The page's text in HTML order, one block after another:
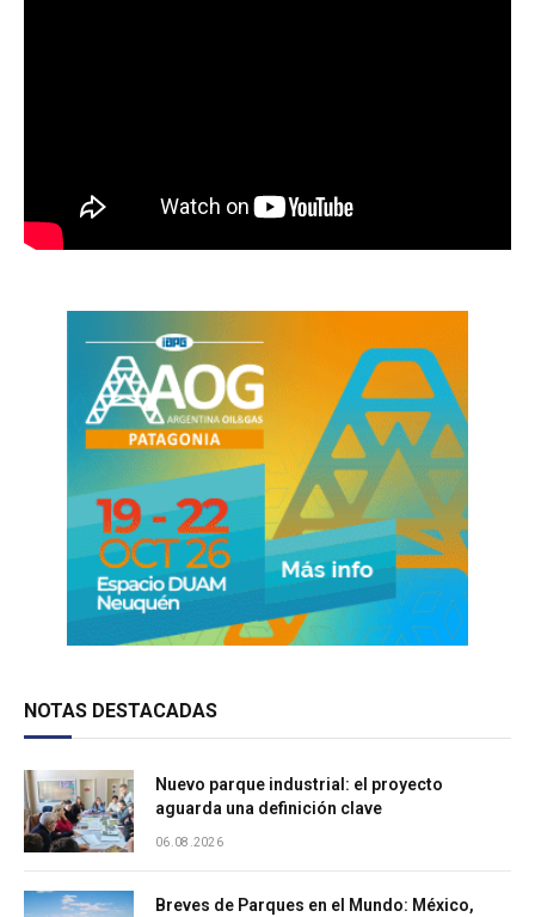
NOTAS DESTACADAS
Nuevo parque industrial: el proyecto
aguarda una definición clave
06.08.2026
Breves de Parques en el Mundo: México,